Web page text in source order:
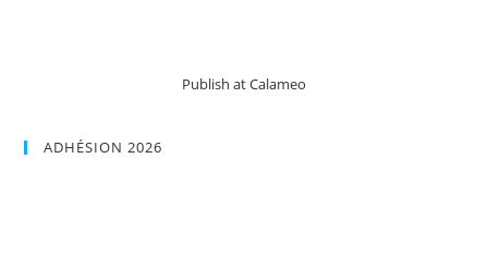
Publish at Calameo
ADHÉSION 2026